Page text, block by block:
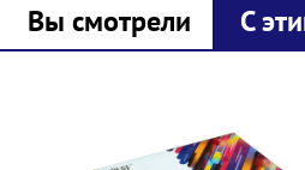
Вы смотрели С